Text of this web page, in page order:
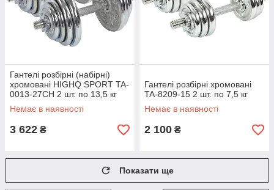
Гантелі розбірні (набірні)
хромовані HIGHQ SPORT TA-
0013-27CH 2 шт. по 13,5 кг
Немає в наявності
3 622 ₴
Гантелі розбірні хромовані
TA-8209-15 2 шт. по 7,5 кг
Немає в наявності
2 100 ₴
Показати ще